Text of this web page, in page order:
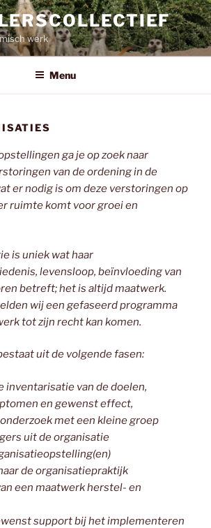
werk
Menu
ga je op zoek naar
van de ordening in de
er nodig is om deze verstoringen op
ruimte komt voor groei en
is uniek wat haar
levensloop, beïnvloeding van
betreft; het is altijd maatwerk.
wij een gefaseerd programma
tot zijn recht kan komen.
uit de volgende fasen:
inventarisatie van de doelen,
en gewenst effect,
met een kleine groep
uit de organisatie
de organisatiepraktijk
een maatwerk herstel- en
support bij het implementeren